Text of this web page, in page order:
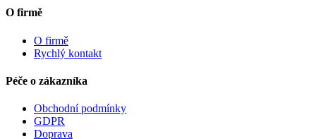
O firmě
O firmě
Rychlý kontakt
Péče o zákazníka
Obchodní podmínky
GDPR
Doprava